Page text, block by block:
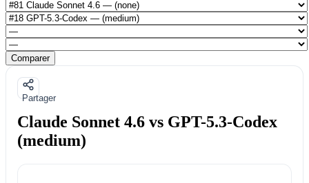
Comparer
Partager
Claude Sonnet 4.6 vs GPT-5.3-Codex
(medium)